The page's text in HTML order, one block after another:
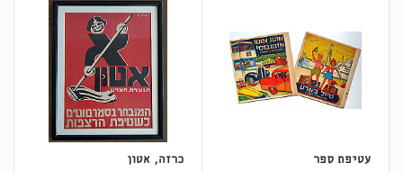
עטיפת ספר
כרזה, אטון